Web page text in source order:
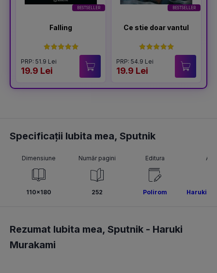
BESTSELLER
Falling
PRP: 51.9 Lei
19.9 Lei
BESTSELLER
Ce stie doar vantul
PRP: 54.9 Lei
19.9 Lei
Specificații Iubita mea, Sputnik
Dimensiune
110x180
Număr pagini
252
Editura
Polirom Haruki
Rezumat Iubita mea, Sputnik - Haruki
Murakami